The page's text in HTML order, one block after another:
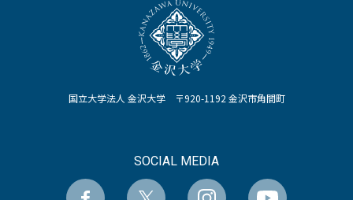
国立大学法人 金沢大学 〒920-1192 金沢市角間町
SOCIAL MEDIA